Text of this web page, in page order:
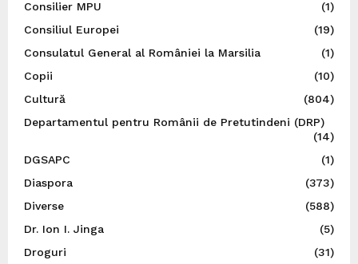
Consilier MPU
(1)
Consiliul Europei
(19)
Consulatul General al României la Marsilia
(1)
Copii
(10)
Cultură
(804)
Departamentul pentru Românii de Pretutindeni (DRP)
(14)
DGSAPC
(1)
Diaspora
(373)
Diverse
(588)
Dr. Ion I. Jinga
(5)
Droguri
(31)